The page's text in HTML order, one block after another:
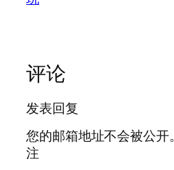
评论
发表回复
您的邮箱地址不会被公开。
注